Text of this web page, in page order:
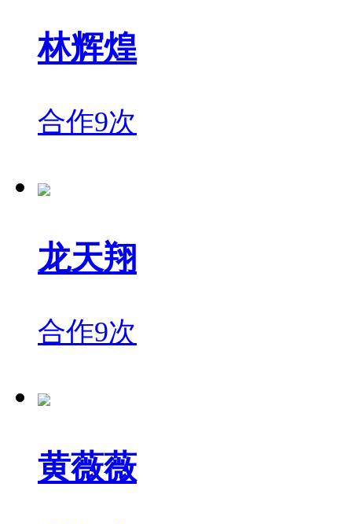
林辉煌
合作9次
龙天翔
合作9次
黄薇薇